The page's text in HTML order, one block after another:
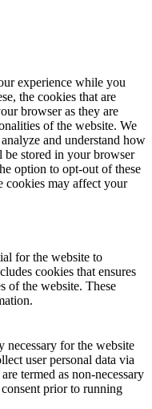
experience while you
the cookies that are
browser as they are
of the website. We
and understand how
be stored in your browser
option to opt-out of these
cookies may affect your
for the website to
cookies that ensures
of the website. These
necessary for the website
user personal data via
termed as non-necessary
prior to running